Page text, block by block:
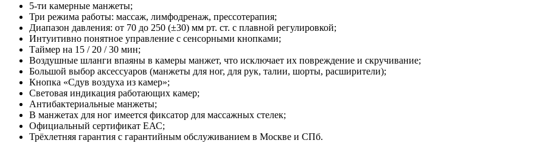
5-ти камерные манжеты;
Три режима работы: массаж, лимфодренаж, прессотерапия;
Диапазон давления: от 70 до 250 (±30) мм рт. ст. с плавной регулировкой;
Интуитивно понятное управление с сенсорными кнопками;
Таймер на 15 / 20 / 30 мин;
Воздушные шланги впаяны в камеры манжет, что исключает их повреждение и скручивание;
Большой выбор аксессуаров (манжеты для ног, для рук, талии, шорты, расширители);
Кнопка «Сдув воздуха из камер»;
Световая индикация работающих камер;
Антибактериальные манжеты;
В манжетах для ног имеется фиксатор для массажных стелек;
Официальный сертификат ЕАС;
Трёхлетняя гарантия с гарантийным обслуживанием в Москве и СПб.